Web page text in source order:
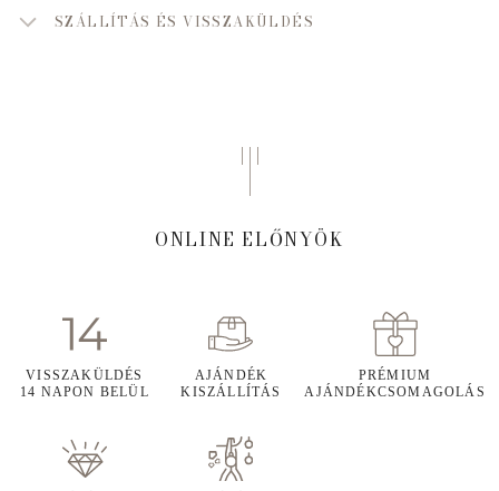
SZÁLLÍTÁS ÉS VISSZAKÜLDÉS
ONLINE ELŐNYÖK
VISSZAKÜLDÉS
14 NAPON BELÜL
AJÁNDÉK
KISZÁLLÍTÁS
PRÉMIUM
AJÁNDÉKCSOMAGOLÁS